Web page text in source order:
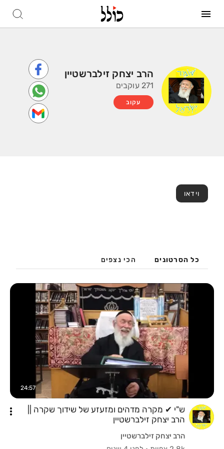
הרב יצחק זילברשטיין
271 עוקבים
עקוב
וידאו
כל הסרטונים הכי נצפים
24:57
ש"י ✔ מקרה מדהים ומזעזע של שידוך שקרה ||
הרב יצחק זילברשטיין
הרב יצחק זילברשטיין